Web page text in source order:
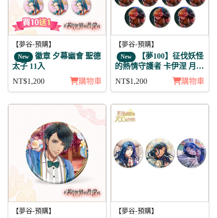
【夢谷-預購】
New 徽章 夕幕幽會 聖德
太子 11入
NT$1,200
購物車
【夢谷-預購】
New 【夢100】征伐妖怪
的熱情守護者 卡伊涅 月覺
NT$1,200 購物車
【夢谷-預購】 【夢谷-預購】